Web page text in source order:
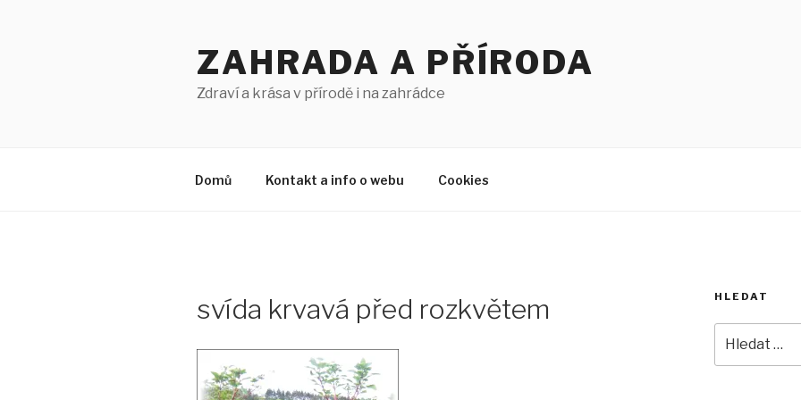
ZAHRADA A PŘÍRODA
Zdraví a krása v přírodě i na zahrádce
Domů Kontakt a info o webu Cookies
svída krvavá před rozkvětem HLEDAT